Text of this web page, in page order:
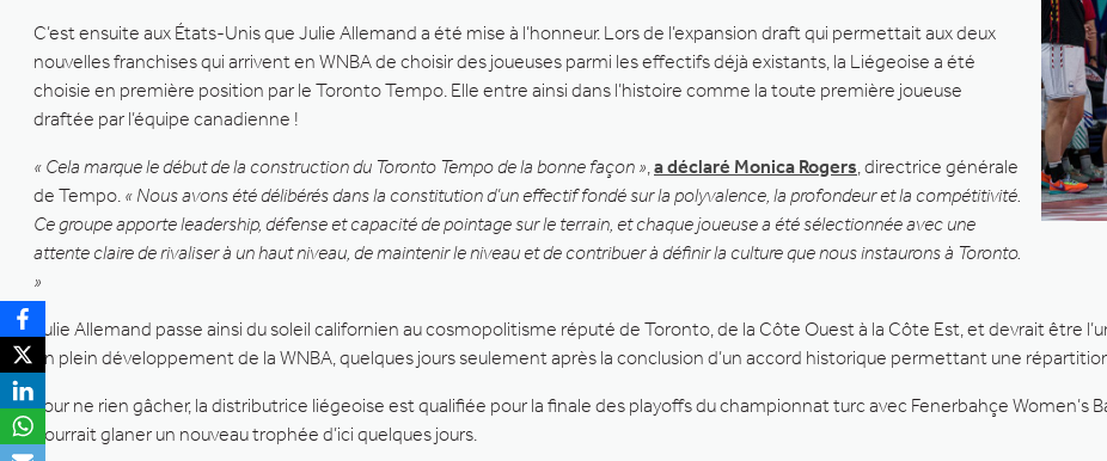
C’est ensuite aux États-Unis que Julie Allemand a été mise à l’honneur. Lors de l’expansion draft qui permettait aux deux
nouvelles franchises qui arrivent en WNBA de choisir des joueuses parmi les effectifs déjà existants, la Liégeoise a été
choisie en première position par le Toronto Tempo. Elle entre ainsi dans l’histoire comme la toute première joueuse
draftée par l’équipe canadienne !
« Cela marque le début de la construction du Toronto Tempo de la bonne façon »,a déclaré Monica Rogers, directrice générale
de Tempo. « Nous avons été délibérés dans la constitution d’un effectif fondé sur la polyvalence, la profondeur et la compétitivité.
Ce groupe apporte leadership, défense et capacité de pointage sur le terrain, et chaque joueuse a été sélectionnée avec une
attente claire de rivaliser à un haut niveau, de maintenir le niveau et de contribuer à définir la culture que nous instaurons à Toronto.
»
Julie Allemand passe ainsi du soleil californien au cosmopolitisme réputé de Toronto, de la Côte Ouest à la Côte Est, et devrait être
en plein développement de la WNBA, quelques jours seulement après la conclusion d’un accord historique permettant une
Pour ne rien gâcher, la distributrice liégeoise est qualifiée pour la finale des playoffs du championnat turc avec Fenerbahçe Women’s
pourrait glaner un nouveau trophée d’ici quelques jours.